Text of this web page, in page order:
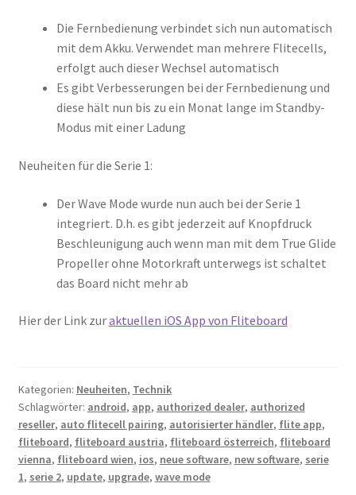
Die Fernbedienung verbindet sich nun automatisch
mit dem Akku. Verwendet man mehrere Flitecells,
erfolgt auch dieser Wechsel automatisch
Es gibt Verbesserungen bei der Fernbedienung und
diese hält nun bis zu ein Monat lange im Standby-
Modus mit einer Ladung
Neuheiten für die Serie 1:
Der Wave Mode wurde nun auch bei der Serie 1
integriert. D.h. es gibt jederzeit auf Knopfdruck
Beschleunigung auch wenn man mit dem True Glide
Propeller ohne Motorkraft unterwegs ist schaltet
das Board nicht mehr ab
Hier der Link zuraktuellen iOS App von Fliteboard
Kategorien: Neuheiten, Technik
Schlagwörter: android, app, authorized dealer, authorized
reseller, auto flitecell pairing, autorisierter händler, flite app,
fliteboard, fliteboard austria, fliteboard österreich, fliteboard
vienna, fliteboard wien, ios, neue software, new software, serie
1, serie 2, update, upgrade, wave mode